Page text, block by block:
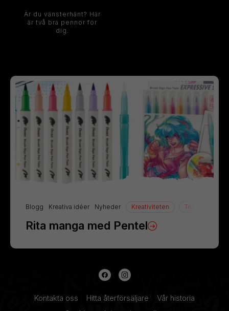
Blogg Kreativa idéer Nyheder Kreativiteten Teckning
Rita manga med Pentel
Är du vänsterhänt? Här
är två bra pennor för
dig.
Kontakta oss Hitta återförsäljare
Vår historia